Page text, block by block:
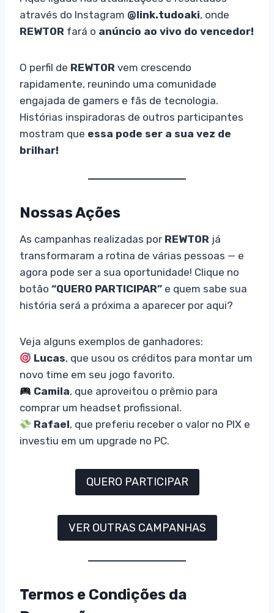
através do Instagram @link.tudoaki, onde
REWTOR fará o anúncio ao vivo do vencedor!
O perfil de REWTOR vem crescendo
rapidamente, reunindo uma comunidade
engajada de gamers e fãs de tecnologia.
Histórias inspiradoras de outros participantes
mostram que essa pode ser a sua vez de
brilhar!
Nossas Ações
As campanhas realizadas por REWTOR já
transformaram a rotina de várias pessoas — e
agora pode ser a sua oportunidade! Clique no
botão “QUERO PARTICIPAR” e quem sabe sua
história será a próxima a aparecer por aqui?
Veja alguns exemplos de ganhadores:
Lucas, que usou os créditos para montar um
novo time em seu jogo favorito.
Camila, que aproveitou o prêmio para
comprar um headset profissional.
Rafael, que preferiu receber o valor no PIX e
investiu em um upgrade no PC.
QUERO PARTICIPAR
VER OUTRAS CAMPANHAS
Termos e Condições da